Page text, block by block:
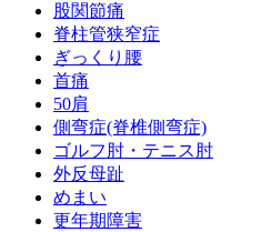
股関節痛
脊柱管狭窄症
ぎっくり腰
首痛
50肩
側弯症(脊椎側弯症)
ゴルフ肘・テニス肘
外反母趾
めまい
更年期障害